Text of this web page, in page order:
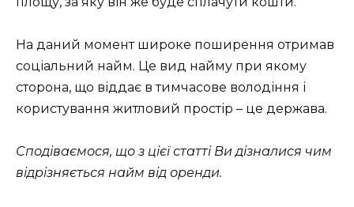
На даний момент широке поширення отримав
соціальний найм. Це вид найму при якому
сторона, що віддає в тимчасове володіння і
користування житловий простір – це держава.
Сподіваємося, що з цієї статті Ви дізналися чим
відрізняється найм від оренди.